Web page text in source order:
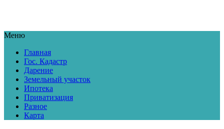
Меню
Главная
Гос. Кадастр
Дарение
Земельный участок
Ипотека
Приватизация
Разное
Карта